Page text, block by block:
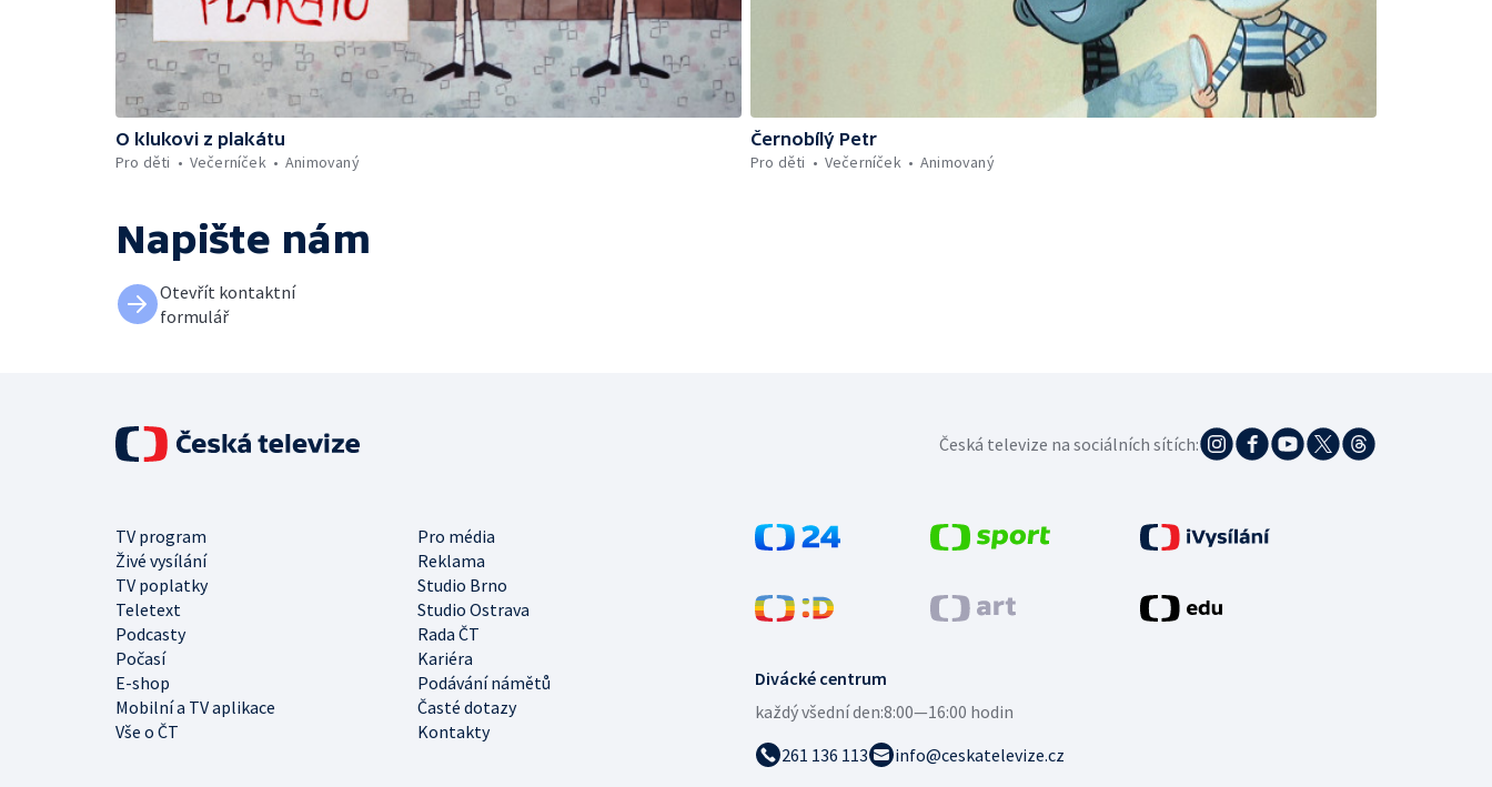
O klukovi z plakátu
Pro děti
Večerníček Animovaný
Černobílý Petr
Pro děti
Večerníček Animovaný
Napište nám
Otevřít kontaktní
formulář
Divácké centrum
každý všední den:8:00—16:00 hodin
261 136 113
info@ceskatelevize.cz
TV program
Pro média
Živé vysílání
Reklama
TV poplatky
Studio Brno
Teletext
Studio Ostrava
Podcasty
Rada ČT
Počasí
Kariéra
E-shop
Podávání námětů
Mobilní a TV aplikace
Časté dotazy
Vše o ČT
Kontakty
Česká televize na sociálních sítích: